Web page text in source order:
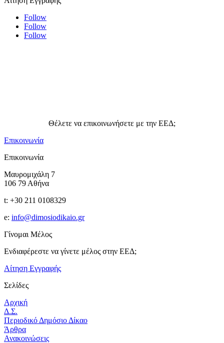
Follow
Follow
Follow
Θέλετε να επικοινωνήσετε με την ΕΕΔ;
Επικοινωνία
Επικοινωνία
Μαυρομιχάλη 7
106 79 Αθήνα
t: +30 211 0108329
e: info@dimosiodikaio.gr
Γίνομαι Μέλος
Ενδιαφέρεστε να γίνετε μέλος στην ΕΕΔ;
Αίτηση Εγγραφής
Σελίδες
Αρχική
Δ.Σ.
Περιοδικό Δημόσιο Δίκαο
Άρθρα
Ανακοινώσεις